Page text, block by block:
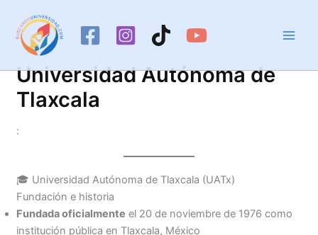
contenido
Universidad Autónoma de
Tlaxcala
:
🎓 Universidad Autónoma de Tlaxcala (UATx)
Fundación e historia
Fundada oficialmente el 20 de noviembre de 1976 como
institución pública en Tlaxcala, México